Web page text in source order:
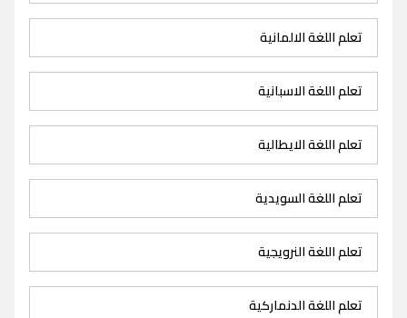
تعلم اللغة الالمانية
تعلم اللغة الاسبانية
تعلم اللغة الايطالية
تعلم اللغة السويدية
تعلم اللغة النرويجية
تعلم اللغة الدنماركية